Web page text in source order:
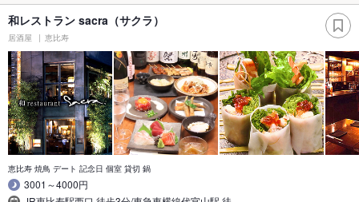
和レストラン sacra（サクラ）
居酒屋 恵比寿
恵比寿 焼鳥 デート 記念日 個室 貸切 鍋
3001～4000円